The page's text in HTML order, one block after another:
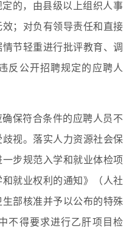
的，由县级以上组织人事
；对负有领导责任和直接
节轻重进行批评教育、调
反公开招聘规定的应聘人
保符合条件的应聘人员不
视。落实人力资源社会保
步规范入学和就业体检项
就业权利的通知》（人社
生部核准并予以公布的特殊
不得要求进行乙肝项目检